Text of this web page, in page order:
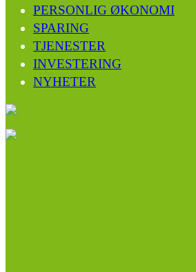
PERSONLIG ØKONOMI
SPARING
TJENESTER
INVESTERING
NYHETER